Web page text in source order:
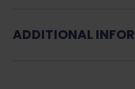
ADDITIONAL